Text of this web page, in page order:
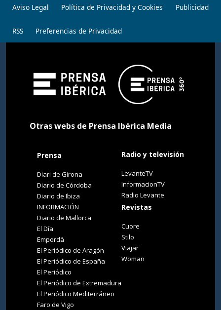
Aviso Legal Política de Privacidad y Cookies Publicidad
RSS Preferencias de Privacidad
Otras webs de Prensa Ibérica Media
Prensa
Diari de Girona
Diario de Córdoba
Diario de Ibiza
INFORMACIÓN
Diario de Mallorca
El Día
Empordà
El Periódico de Aragón
El Periódico de España
El Periódico
El Periódico de Extremadura
El Periódico Mediterráneo
Faro de Vigo
Radio y televisión
LevanteTV
InformacionTV
Radio Levante
Revistas
Cuore
Stilo
Viajar
Woman